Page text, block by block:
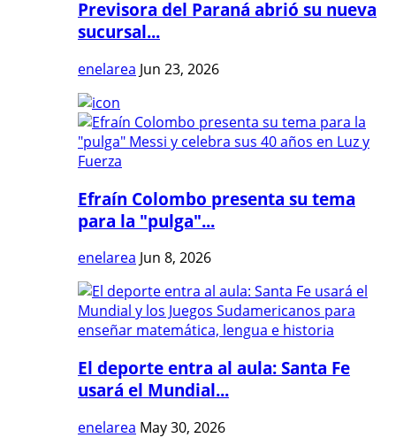
Previsora del Paraná abrió su nueva
sucursal...
enelarea Jun 23, 2026
Efraín Colombo presenta su tema
para la "pulga"...
enelarea Jun 8, 2026
El deporte entra al aula: Santa Fe
usará el Mundial...
enelarea May 30, 2026